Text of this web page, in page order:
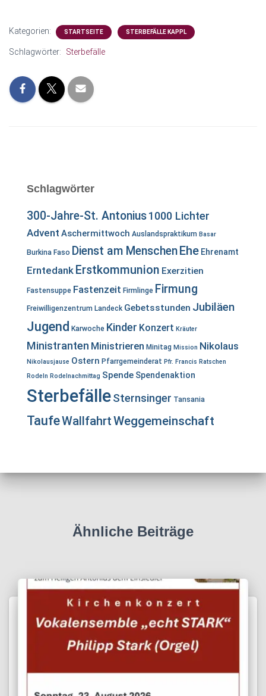
Kategorien: STARTSEITE STERBEFÄLLE KAPPL
Schlagwörter: Sterbefälle
Schlagwörter
300-Jahre-St. Antonius1000 Lichter
Advent Aschermittwoch Auslandspraktikum Basar
Burkina Faso Dienst am MenschenEhe Ehrenamt
Erntedank Erstkommunion Exerzitien
Fastensuppe Fastenzeit Firmlinge Firmung
Freiwilligenzentrum Landeck Gebetsstunden Jubiläen
Jugend Karwoche Kinder Konzert Kräuter
Ministranten Ministrieren Minitag Mission Nikolaus
Nikolausjause Ostern Pfarrgemeinderat Pfr. Francis Ratschen
Rodeln Rodelnachmittag Spende Spendenaktion
SterbefälleSternsinger Tansania
TaufeWallfahrtWeggemeinschaft
Ähnliche Beiträge